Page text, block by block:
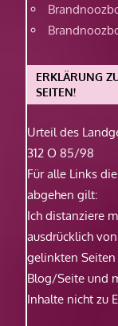
ERKLÄRUNG
SEITEN!
Urteil des
312 O 85/98
Für alle Links
abgehen gilt:
Ich distanziere
ausdrücklich
gelinkten
Blog/Seite und
Inhalte nicht zu